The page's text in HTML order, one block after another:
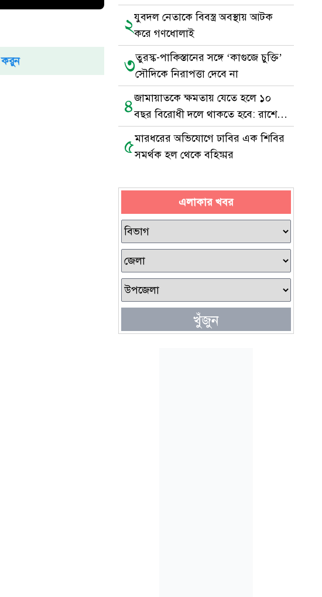
করুন
২যুবদল নেতাকে বিবস্ত্র অবস্থায় আটক
করে গণধোলাই
৩তুরস্ক-পাকিস্তানের সঙ্গে ‘কাগুজে চুক্তি’
সৌদিকে নিরাপত্তা দেবে না
৪জামায়াতকে ক্ষমতায় যেতে হলে ১০
বছর বিরোধী দলে থাকতে হবে: রাশেদ
খাঁন
৫মারধরের অভিযোগে ঢাবির এক শিবির
সমর্থক হল থেকে বহিষ্কার
এলাকার খবর
খুঁজুন